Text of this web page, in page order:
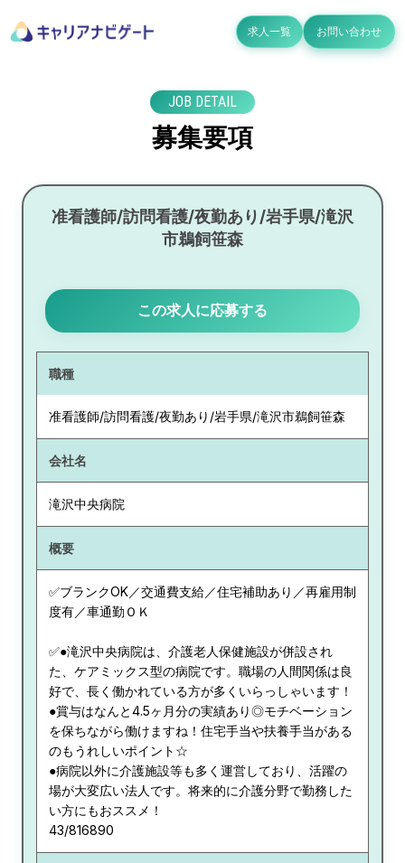
求人一覧 お問い合わせ
JOB DETAIL
募集要項
准看護師/訪問看護/夜勤あり/岩手県/滝沢
市鵜飼笹森
この求人に応募する
職種
准看護師/訪問看護/夜勤あり/岩手県/滝沢市鵜飼笹森
会社名
滝沢中央病院
概要
✅ブランクOK／交通費支給／住宅補助あり／再雇用制
度有／車通勤ＯＫ
✅●滝沢中央病院は、介護老人保健施設が併設され
た、ケアミックス型の病院です。職場の人間関係は良
好で、長く働かれている方が多くいらっしゃいます！
●賞与はなんと4.5ヶ月分の実績あり◎モチベーション
を保ちながら働けますね！住宅手当や扶養手当がある
のもうれしいポイント☆
●病院以外に介護施設等も多く運営しており、活躍の
場が大変広い法人です。将来的に介護分野で勤務した
い方にもおススメ！
43/816890